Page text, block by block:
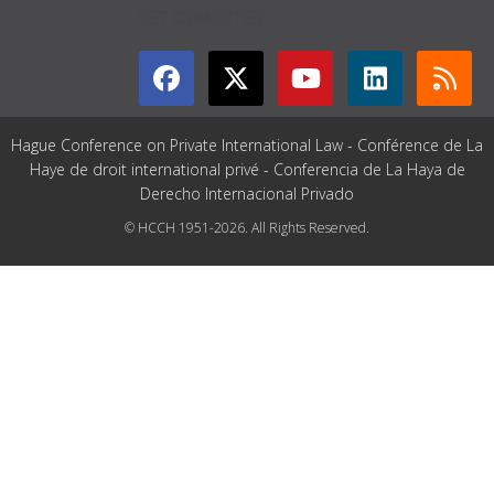
Hague Conference on Private International Law - Conférence de La
Haye de droit international privé - Conferencia de La Haya de
Derecho Internacional Privado
© HCCH 1951-2026. All Rights Reserved.